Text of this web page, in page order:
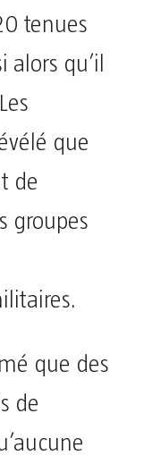
tenues
qu’il
que
de
groupes
que des
de